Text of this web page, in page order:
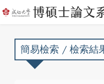
簡易檢索 / 檢索結